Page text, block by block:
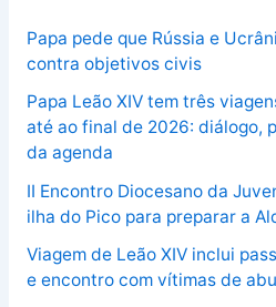
Papa pede que Rússia e
contra objetivos civis
Papa Leão XIV tem três
até ao final de 2026: diálogo,
da agenda
II Encontro Diocesano da
ilha do Pico para preparar a
Viagem de Leão XIV inclui
e encontro com vítimas de